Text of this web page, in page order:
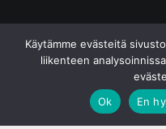
Käytämme evästeitä
liikenteen
Ok
En